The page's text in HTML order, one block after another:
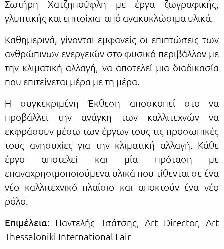
Σωτήρη Χατζηπούφλη με έργα ζωγραφικής,
γλυπτικής και επιτοίχια από ανακυκλώσιμα υλικά.
Καθημερινά, γίνονται εμφανείς οι επιπτώσεις των
ανθρώπινων ενεργειών στο φυσικό περιβάλλον με
την κλιματική αλλαγή, να αποτελεί μια διαδικασία
που επιτείνεται μέρα με τη μέρα.
Η συγκεκριμένη Έκθεση αποσκοπεί στο να
προβάλλει την ανάγκη των καλλιτεχνών να
εκφράσουν μέσω των έργων τους τις προσωπικές
τους ανησυχίες για την κλιματική αλλαγή. Κάθε
έργο αποτελεί και μία πρόταση με
επαναχρησιμοποιούμενα υλικά που τίθενται σε ένα
νέο καλλιτεχνικό πλαίσιο και αποκτούν ένα νέο
ρόλο.
Επιμέλεια: Παντελής Τσάτσης, Art Director, Art
Thessaloniki International Fair